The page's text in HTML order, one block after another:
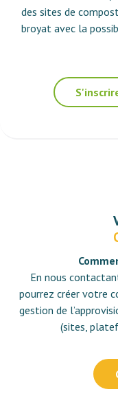
des sites de
broyat avec la
En nous
pourrez créer votre
gestion de
(sites,